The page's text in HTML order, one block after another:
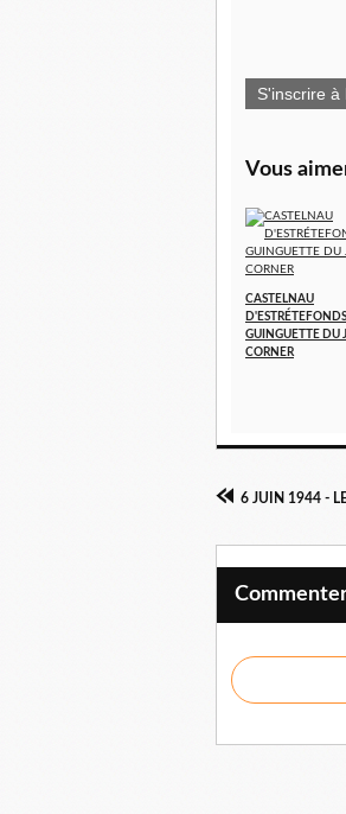
S'inscrire à
Vous
CASTELNAU
GUINGUETTE DU
CORNER